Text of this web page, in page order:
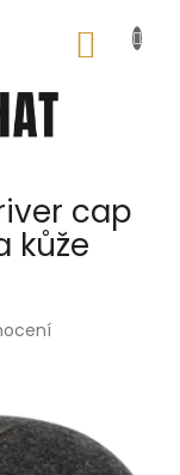
cap
kůže